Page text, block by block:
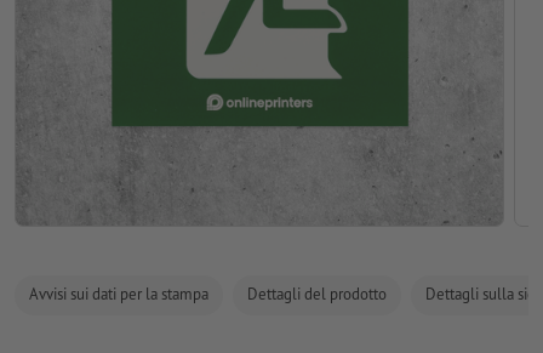
Avvisi sui dati per la stampa Dettagli del prodotto Dettagli sulla